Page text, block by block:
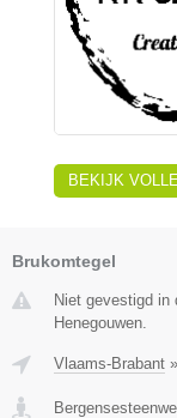
BEKIJK
Brukomtegel
Niet gevestigd in
Henegouwen.
Vlaams-Brabant »